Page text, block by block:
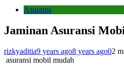
Asuransi
Jaminan Asuransi
rizkyaditia9 years ago8 years ago02
asuransi mobil mudah